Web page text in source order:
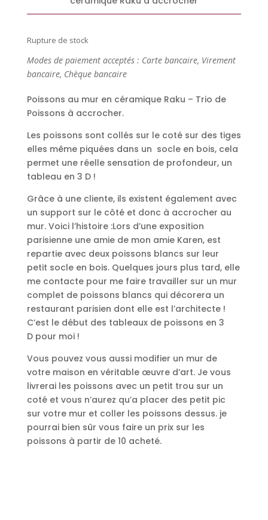
Rupture de stock
Modes de paiement acceptés : Carte bancaire, Virement
bancaire, Chèque bancaire
Poissons au mur en céramique Raku – Trio de
Poissons à accrocher.
Les poissons sont collés sur le coté sur des tiges
elles même piquées dans un socle en bois, cela
permet une réelle sensation de profondeur, un
tableau en 3 D !
Grâce à une cliente, ils existent également avec
un support sur le côté et donc à accrocher au
mur. Voici l’histoire :Lors d’une exposition
parisienne une amie de mon amie Karen, est
repartie avec deux poissons blancs sur leur
petit socle en bois. Quelques jours plus tard, elle
me contacte pour me faire travailler sur un mur
complet de poissons blancs qui décorera un
restaurant parisien dont elle est l’architecte !
C’est le début des tableaux de poissons en 3
D pour moi !
Vous pouvez vous aussi modifier un mur de
votre maison en véritable œuvre d’art. Je vous
livrerai les poissons avec un petit trou sur un
coté et vous n’aurez qu’a placer des petit pic
sur votre mur et coller les poissons dessus. je
pourrai bien sûr vous faire un prix sur les
poissons à partir de 10 acheté.